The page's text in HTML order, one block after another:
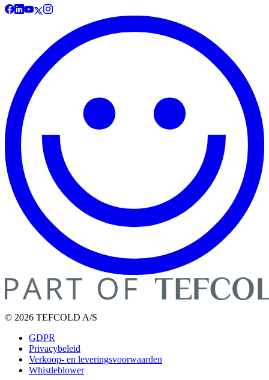
© 2026 TEFCOLD A/S
GDPR
Privacybeleid
Verkoop- en leveringsvoorwaarden
Whistleblower